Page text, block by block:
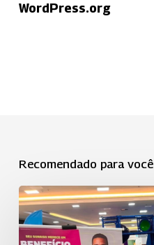
WordPress.org
Recomendado para você
Uniodonto
de
São